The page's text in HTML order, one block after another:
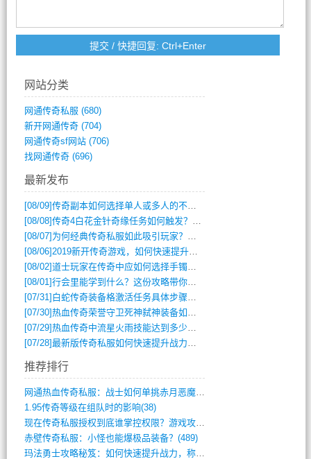
网站分类
网通传奇私服 (680)
新开网通传奇(704)
网通传奇sf网站(706)
找网通传奇(696)
最新发布
[08/09]传奇副本如何选择单人或多人的不同模式？
[08/08]传奇4白花金针奇缘任务如何触发？完整攻略解析
[08/07] 为何经典传奇私服如此吸引玩家？深度攻略解析
[08/06]2019新开传奇游戏，如何快速提升角色等级？
[08/02]道士玩家在传奇中应如何选择手镯装备？
[08/01]行会里能学到什么？这份攻略带你全掌握
[07/31] 白蛇传奇装备格激活任务具体步骤是什么？如何完成？
[07/30]热血传奇荣誉守卫死神弑神装备如何获取与佩戴攻略？
[07/29]热血传奇中流星火雨技能达到多少级可以开始练装备？
[07/28]最新版传奇私服如何快速提升战力与获取稀有装备？
推荐排行
网通热血传奇私服：战士如何单挑赤月恶魔？(311)
1.95传奇等级在组队时的影响(38)
现在传奇私服授权到底谁掌控权限？游戏攻略(789)
赤壁传奇私服：小怪也能爆极品装备？(489)
玛法勇士攻略秘笈：如何快速提升战力，称霸(717)